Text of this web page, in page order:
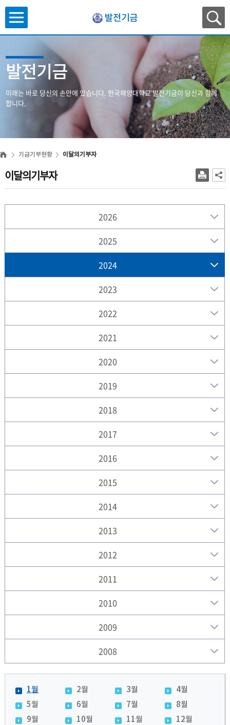
발전기금
발전기금
미래는 바로 당신의 손안에 있습니다. 한국해양대학교 발전기금이 당신과 함께
합니다.
기금기부현황 이달의기부자
이달의기부자
2026
2025
2024
2023
2022
2021
2020
2019
2018
2017
2016
2015
2014
2013
2012
2011
2010
2009
2008
1월 2월 3월
4월
5월
6월 7월
8월
9월
10월 11월 12월